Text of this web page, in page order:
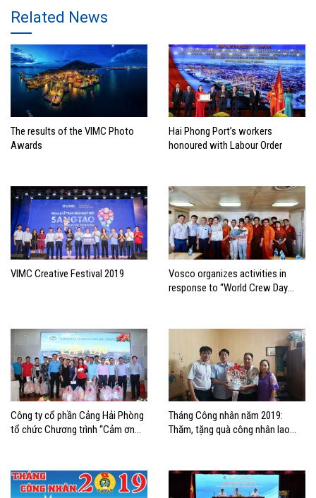
Related News
The results of the VIMC Photo
Awards
Hai Phong Port’s workers
honoured with Labour Order
VIMC Creative Festival 2019
Vosco organizes activities in
response to “World Crew Day
Công ty cổ phần Cảng Hải Phòng
tổ chức Chương trình “Cảm ơn
Tháng Công nhân năm 2019:
Thăm, tặng quà công nhân lao
Phòng